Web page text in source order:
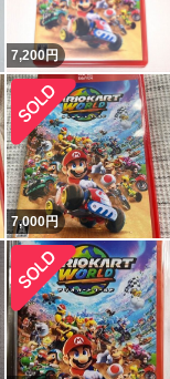
7,200円
7,000円